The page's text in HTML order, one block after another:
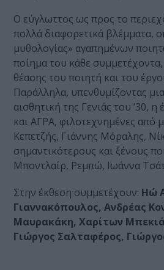
Ο εύγλωττος ως προς το
πολλά διαφορετικά βλέμματα,
μυθολογίας» αγαπημένων
ποίημα του κάθε
θέασης του ποιητή και του
Παράλληλα, υπενθυμίζοντας
αισθητική της Γενιάς του
και ΑΓΡΑ, φιλοτεχνημένες από
Κεπετζής, Γιάννης Μόραλης,
σημαντικότερους και ξένους
Μποντλαίρ, Ρεμπώ, Ιωάννα
Στην έκθεση συμμετέχουν: Ηώ
Γιαννακόπουλος, Ανδρέας
Μαυρακάκη, Χαρίτων
Γιώργος Σαλταφέρος,